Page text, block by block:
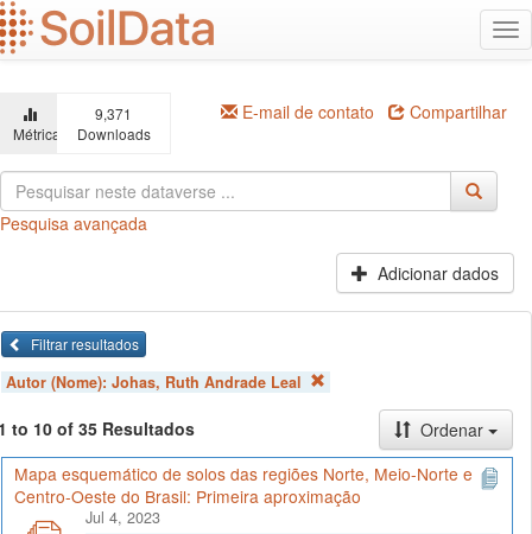
Ir
para
o
principal
Métricas
9,371
Downloads
E-mail de contato Compartilhar
Pesquisa avançada
Adicionar dados
Filtrar resultados
Autor (Nome): Johas, Ruth Andrade Leal
to 10 of 35 Resultados
Ordenar
Mapa esquemático de solos das regiões Norte, Meio-Norte e
Centro-Oeste do Brasil: Primeira aproximação
Jul 4, 2023